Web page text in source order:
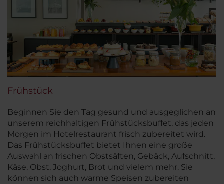
Frühstück
Beginnen Sie den Tag gesund und ausgeglichen an
unserem reichhaltigen Frühstücksbuffet, das jeden
Morgen im Hotelrestaurant frisch zubereitet wird.
Das Frühstücksbuffet bietet Ihnen eine große
Auswahl an frischen Obstsäften, Gebäck, Aufschnitt,
Käse, Obst, Joghurt, Brot und vielem mehr. Sie
können sich auch warme Speisen zubereiten